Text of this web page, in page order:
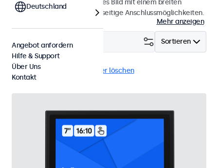
bieten ein gestochen scharfes Bild mit einem breiten
Betrachtungswinkel und vielseitige Anschlussmöglichkeiten.
Mehr anzeigen
Sortieren
Filtern (21
Tisch EN60601 Alle Filter löschen
Deutschland
Angebot anfordern
Hilfe & Support
Über Uns
Kontakt